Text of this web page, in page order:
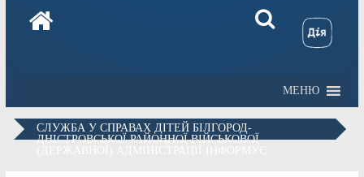
МЕНЮ
СЛУЖБА У СПРАВАХ ДІТЕЙ БІЛГОРОД-
ДНІСТРОВСЬКОЇ РАЙОННОЇ ВІЙСЬКОВОЇ